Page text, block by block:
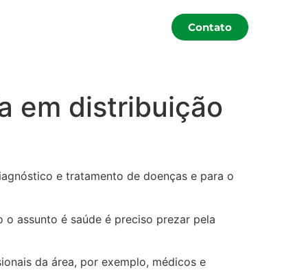
Contato
em distribuição
e tratamento de doenças e para o
assunto é saúde é preciso prezar pela
da área, por exemplo, médicos e